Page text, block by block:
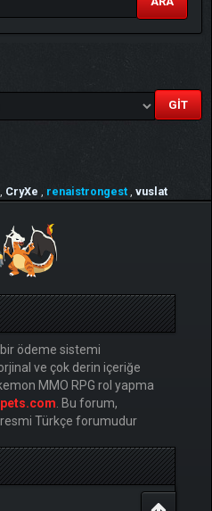
, CryXe , renaistrongest , vuslat
ödeme sistemi
ve çok derin içeriğe
MMO RPG rol yapma
. Bu forum,
Türkçe forumudur